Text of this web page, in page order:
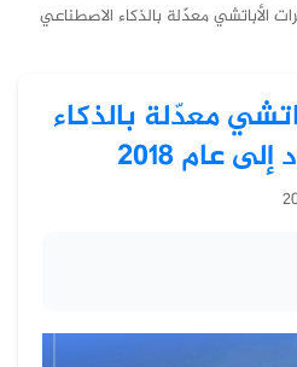
الأباتشي معدّلة بالذكاء الاصطناعي
معدّلة بالذكاء
عام 2018